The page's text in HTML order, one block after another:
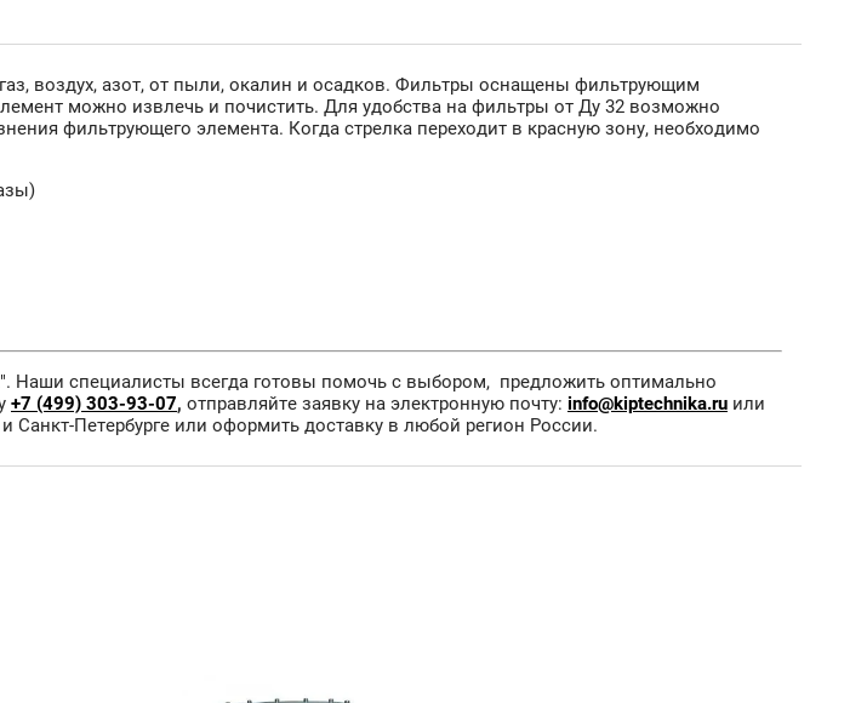
воздух, азот, от пыли, окалин и осадков. Фильтры оснащены фильтрующим
можно извлечь и почистить. Для удобства на фильтры от Ду 32 возможно
фильтрующего элемента. Когда стрелка переходит в красную зону, необходимо
Наши специалисты всегда готовы помочь с выбором, предложить оптимально
+7 (499) 303-93-07, отправляйте заявку на электронную почту: info@kiptechnika.ru или
Петербурге или оформить доставку в любой регион России.